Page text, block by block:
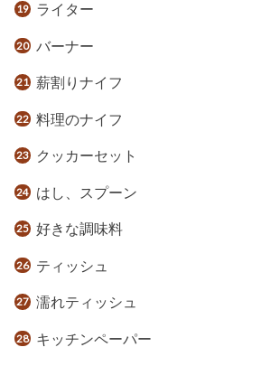
ライター
バーナー
薪割りナイフ
料理のナイフ
クッカーセット
はし、スプーン
好きな調味料
ティッシュ
濡れティッシュ
キッチンペーパー